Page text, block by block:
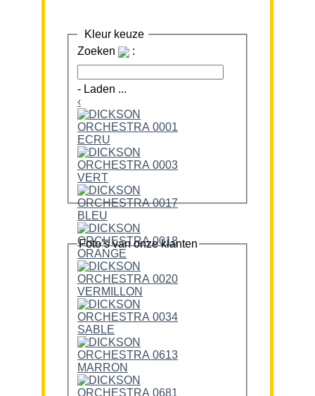
Kleur keuze
Zoeken
:
- Laden ...
‹
Foto’s van onze klanten